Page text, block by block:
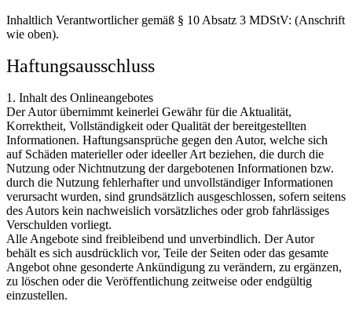
Inhaltlich Verantwortlicher gemäß § 10 Absatz 3 MDStV: (Anschrift
wie oben).
Haftungsausschluss
1. Inhalt des Onlineangebotes
Der Autor übernimmt keinerlei Gewähr für die Aktualität,
Korrektheit, Vollständigkeit oder Qualität der bereitgestellten
Informationen. Haftungsansprüche gegen den Autor, welche sich
auf Schäden materieller oder ideeller Art beziehen, die durch die
Nutzung oder Nichtnutzung der dargebotenen Informationen bzw.
durch die Nutzung fehlerhafter und unvollständiger Informationen
verursacht wurden, sind grundsätzlich ausgeschlossen, sofern seitens
des Autors kein nachweislich vorsätzliches oder grob fahrlässiges
Verschulden vorliegt.
Alle Angebote sind freibleibend und unverbindlich. Der Autor
behält es sich ausdrücklich vor, Teile der Seiten oder das gesamte
Angebot ohne gesonderte Ankündigung zu verändern, zu ergänzen,
zu löschen oder die Veröffentlichung zeitweise oder endgültig
einzustellen.